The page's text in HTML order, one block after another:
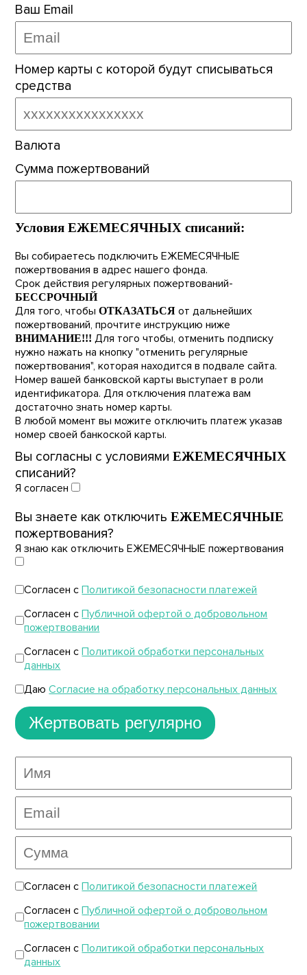
Ваш Email
Номер карты с которой будут списываться
средства
Валюта
Сумма пожертвований
Условия ЕЖЕМЕСЯЧНЫХ списаний:
Вы собираетесь подключить ЕЖЕМЕСЯЧНЫЕ
пожертвования в адрес нашего фонда.
Срок действия регулярных пожертвований-
БЕССРОЧНЫЙ
Для того, чтобыОТКАЗАТЬСЯ от дальнейших
пожертвований, прочтите инструкцию ниже
ВНИМАНИЕ!!! Для того чтобы, отменить подписку
нужно нажать на кнопку "отменить регулярные
пожертвования", которая находится в подвале сайта.
Номер вашей банковской карты выступает в роли
идентификатора. Для отключения платежа вам
достаточно знать номер карты.
В любой момент вы можите отключить платеж указав
номер своей банкоской карты.
Вы согласны с условиямиЕЖЕМЕСЯЧНЫХ
списаний?
Я согласен
Вы знаете как отключитьЕЖЕМЕСЯЧНЫЕ
пожертвования?
Я знаю как отключить ЕЖЕМЕСЯЧНЫЕ пожертвования
Согласен сПолитикой безопасности платежей
Согласен сПубличной офертой о добровольном
пожертвовании
Согласен сПолитикой обработки персональных
данных
ДаюСогласие на обработку персональных данных
Жертвовать регулярно
Согласен сПолитикой безопасности платежей
Согласен сПубличной офертой о добровольном
пожертвовании
Согласен сПолитикой обработки персональных
данных